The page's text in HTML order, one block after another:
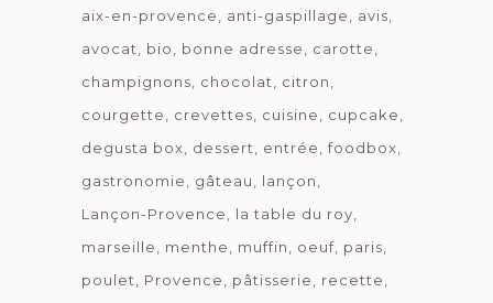
aix-en-provence
anti-gaspillage
avis
avocat
bio bonne adresse
carotte
champignons
chocolat
citron
courgette
crevettes cuisine
cupcake
degusta box
dessert entrée
foodbox
gastronomie
gâteau
lançon
Lançon-Provence
la table du roy
marseille
menthe muffin oeuf paris
poulet
Provence pâtisserie
recette